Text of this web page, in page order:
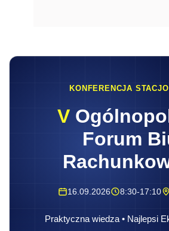
KONFERENCJA
V
Forum
16.09.2026 8:30-17:10
Praktyczna wiedza • Najlepsi